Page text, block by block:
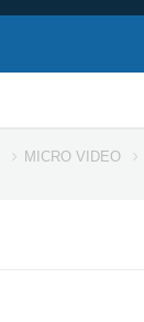
MICRO VIDEO